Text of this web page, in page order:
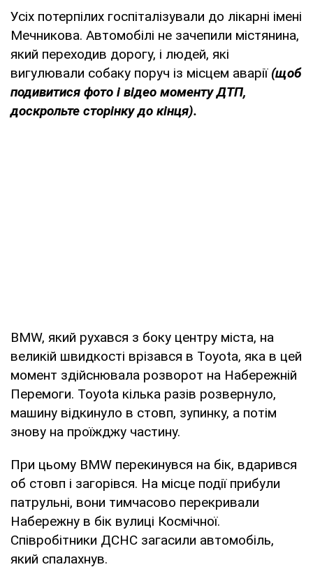
Усіх потерпілих госпіталізували до лікарні імені
Мечникова. Автомобілі не зачепили містянина,
який переходив дорогу, і людей, які
вигулювали собаку поруч із місцем аварії (щоб
подивитися фото і відео моменту ДТП,
доскрольте сторінку до кінця).
BMW, який рухався з боку центру міста, на
великій швидкості врізався в Toyota, яка в цей
момент здійснювала розворот на Набережній
Перемоги. Toyota кілька разів розвернуло,
машину відкинуло в стовп, зупинку, а потім
знову на проїжджу частину.
При цьому BMW перекинувся на бік, вдарився
об стовп і загорівся. На місце події прибули
патрульні, вони тимчасово перекривали
Набережну в бік вулиці Космічної.
Співробітники ДСНС загасили автомобіль,
який спалахнув.